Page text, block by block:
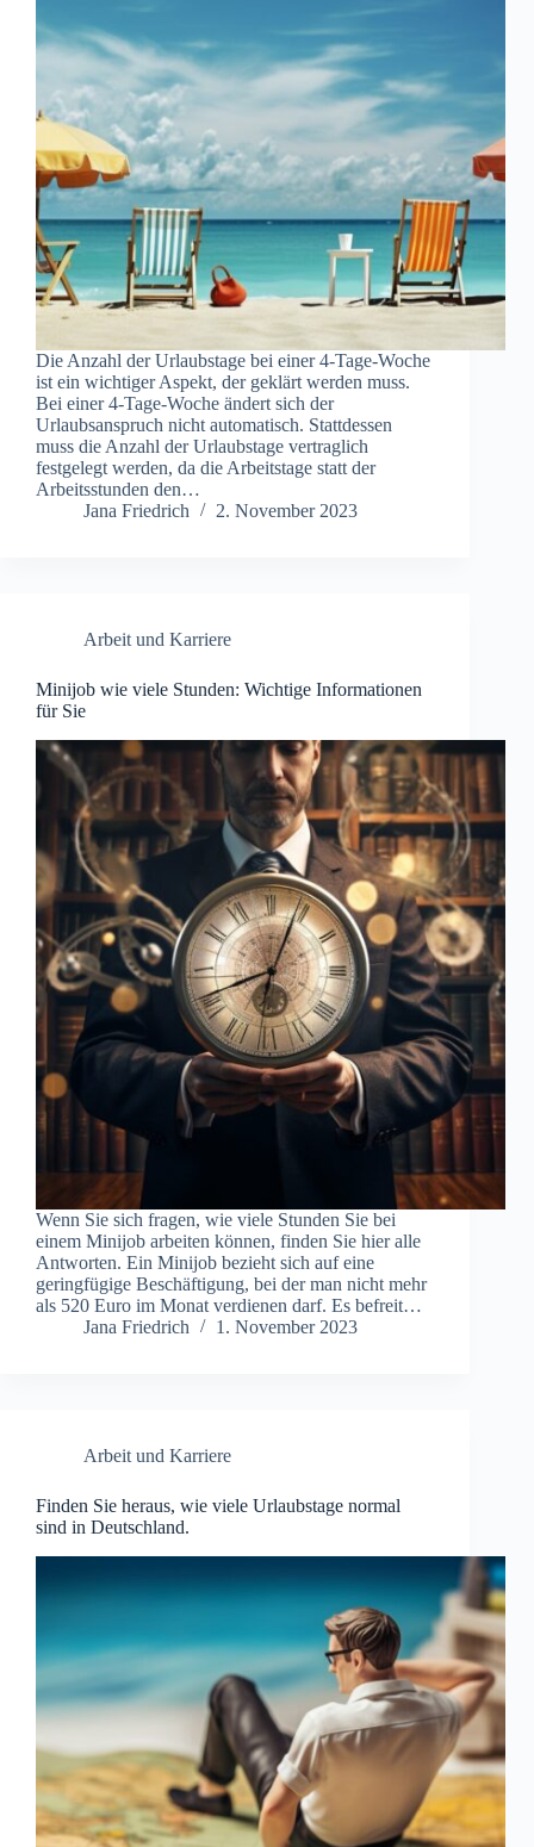
Die Anzahl der Urlaubstage bei einer 4-Tage-Woche
ist ein wichtiger Aspekt, der geklärt werden muss.
Bei einer 4-Tage-Woche ändert sich der
Urlaubsanspruch nicht automatisch. Stattdessen
muss die Anzahl der Urlaubstage vertraglich
festgelegt werden, da die Arbeitstage statt der
Arbeitsstunden den…
Jana Friedrich
2. November 2023
Arbeit und Karriere
Minijob wie viele Stunden: Wichtige Informationen
für Sie
Wenn Sie sich fragen, wie viele Stunden Sie bei
einem Minijob arbeiten können, finden Sie hier alle
Antworten. Ein Minijob bezieht sich auf eine
geringfügige Beschäftigung, bei der man nicht mehr
als 520 Euro im Monat verdienen darf. Es befreit…
Jana Friedrich
1. November 2023
Arbeit und Karriere
Finden Sie heraus, wie viele Urlaubstage normal
sind in Deutschland.